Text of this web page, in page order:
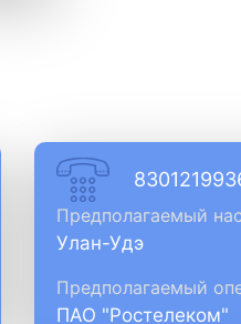
Предполагаемый
Улан-Удэ
Предполагаемый
ПАО "Ростелеком"